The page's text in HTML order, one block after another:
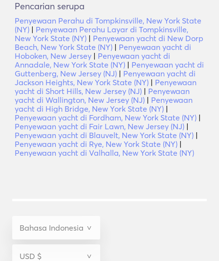
Pencarian serupa
Penyewaan Perahu di Tompkinsville, New York State
(NY) | Penyewaan Perahu Layar di Tompkinsville,
New York State (NY) | Penyewaan yacht di New Dorp
Beach, New York State (NY) | Penyewaan yacht di
Hoboken, New Jersey | Penyewaan yacht di
Annadale, New York State (NY) | Penyewaan yacht di
Guttenberg, New Jersey (NJ) | Penyewaan yacht di
Jackson Heights, New York State (NY) | Penyewaan
yacht di Short Hills, New Jersey (NJ) | Penyewaan
yacht di Wallington, New Jersey (NJ) | Penyewaan
yacht di High Bridge, New York State (NY) |
Penyewaan yacht di Fordham, New York State (NY) |
Penyewaan yacht di Fair Lawn, New Jersey (NJ) |
Penyewaan yacht di Blauvelt, New York State (NY) |
Penyewaan yacht di Rye, New York State (NY) |
Penyewaan yacht di Valhalla, New York State (NY)